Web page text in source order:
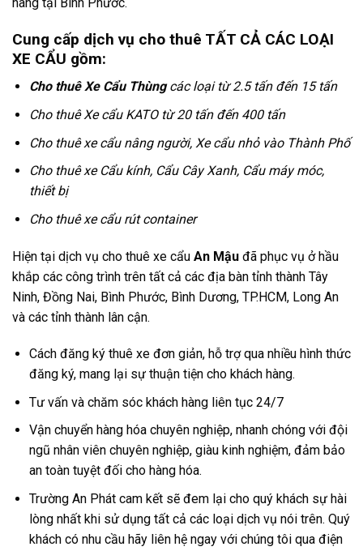
Cung cấp dịch vụ cho thuê TẤT CẢ CÁC LOẠI
XE CẨU gồm:
Cho thuê Xe Cẩu Thùngcác loại từ 2.5 tấn đến 15 tấn
Cho thuê Xe cẩu KATO từ 20 tấn đến 400 tấn
Cho thuê xe cẩu nâng người, Xe cẩu nhỏ vào Thành Phố
Cho thuê xe Cẩu kính, Cẩu Cây Xanh, Cẩu máy móc,
thiết bị
Cho thuê xe cẩu rút container
Hiện tại dịch vụ cho thuê xe cẩu An Mậu đã phục vụ ở hầu
khắp các công trình trên tất cả các địa bàn tỉnh thành Tây
Ninh, Đồng Nai, Bình Phước, Bình Dương, TP.HCM, Long An
và các tỉnh thành lân cận.
Cách đăng ký thuê xe đơn giản, hỗ trợ qua nhiều hình thức
đăng ký, mang lại sự thuận tiện cho khách hàng.
Tư vấn và chăm sóc khách hàng liên tục 24/7
Vận chuyển hàng hóa chuyên nghiệp, nhanh chóng với đội
ngũ nhân viên chuyên nghiệp, giàu kinh nghiệm, đảm bảo
an toàn tuyệt đối cho hàng hóa.
Trường An Phát cam kết sẽ đem lại cho quý khách sự hài
lòng nhất khi sử dụng tất cả các loại dịch vụ nói trên. Quý
khách có nhu cầu hãy liên hệ ngay với chúng tôi qua điện